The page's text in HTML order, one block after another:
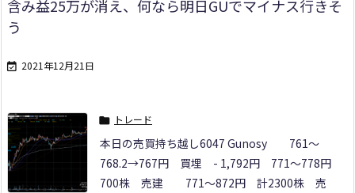
含み益25万が消え、何なら明日GUでマイナス行きそ
う
 2021年12月21日
 トレード
本日の売買持ち越し6047 Gunosy
761～
768.2→767円 買埋 - 1,792円 771～778円
700株 売建
771～872円 計2300株 売